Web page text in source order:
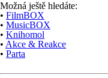
Možná ještě hledáte:
• FilmBOX
• MusicBOX
• Knihomol
• Akce & Reakce
• Parta